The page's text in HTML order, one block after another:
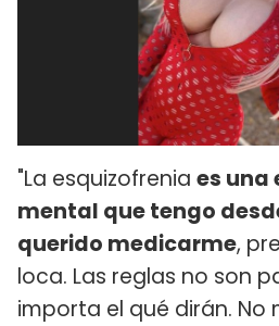
"La esquizofrenia es una
mental que tengo
querido medicarme,
loca. Las reglas no son
importa el qué dirán. No